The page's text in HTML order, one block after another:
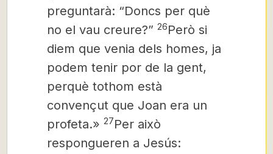
preguntarà: “Doncs per què
no el vau creure?” 26Però si
diem que venia dels homes, ja
podem tenir por de la gent,
perquè tothom està
convençut que Joan era un
profeta.» 27Per això
respongueren a Jesús: